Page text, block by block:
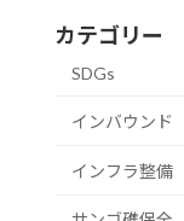
カテゴリー
SDGs
インバウンド
インフラ整備